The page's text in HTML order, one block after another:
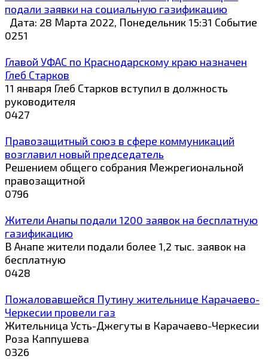
подали заявки на социальную газификацию
Дата: 28 Марта 2022, Понедельник 15:31 Событие
0251
Главой УФАС по Краснодарскому краю назначен
Глеб Старков
11 января Глеб Старков вступил в должность
руководителя
0427
Правозащитный союз в сфере коммуникаций
возглавил новый председатель
Решением общего собрания Межрегиональной
правозащитной
0796
Жители Анапы подали 1200 заявок на бесплатную
газификацию
В Анапе жители подали более 1,2 тыс. заявок на
бесплатную
0428
Пожаловавшейся Путину жительнице Карачаево-
Черкесии провели газ
Жительница Усть-Джегуты в Карачаево-Черкесии
Роза Каппушева
0326